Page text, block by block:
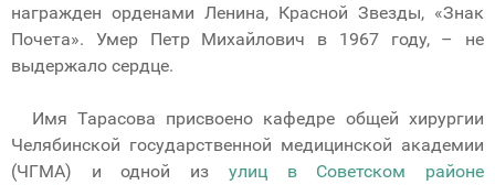
награжден орденами Ленина, Красной Звезды, «Знак
Почета». Умер Петр Михайлович в 1967 году, – не
выдержало сердце.
Имя Тарасова присвоено кафедре общей хирургии
Челябинской государственной медицинской академии
(ЧГМА) и одной из улиц в Советском районе